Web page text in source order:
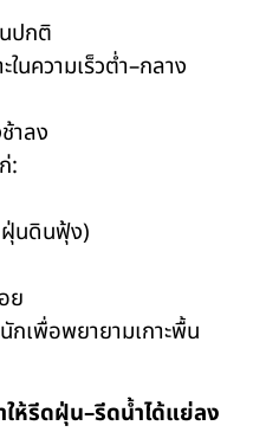
ปกติ
นความเร็วต่ำ–กลาง
าลง
:
นดินฟุ้ง)
ย
เพื่อพยายามเกาะพื้น
ห้รีดฝุ่น–รีดน้ำได้แย่ลง